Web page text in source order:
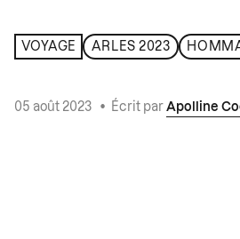
VOYAGE ARLES 2023
05 août 2023 • Écrit par Apolline